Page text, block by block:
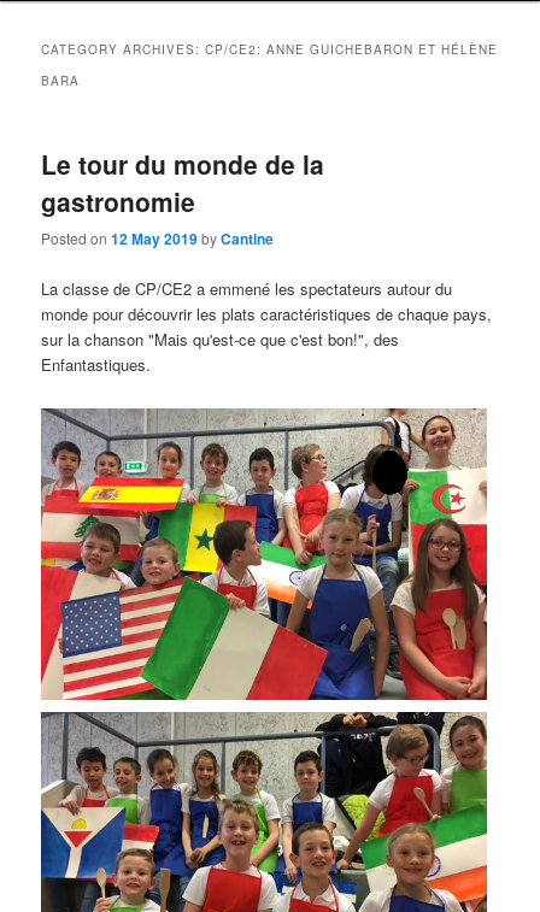
CATEGORY ARCHIVES:CP/CE2: ANNE GUICHEBARON ET HÉLÈNE
BARA
Le tour du monde de la
gastronomie
Posted on12 May 2019byCantine
La classe de CP/CE2 a emmené les spectateurs autour du
monde pour découvrir les plats caractéristiques de chaque pays,
sur la chanson "Mais qu'est-ce que c'est bon!", des
Enfantastiques.